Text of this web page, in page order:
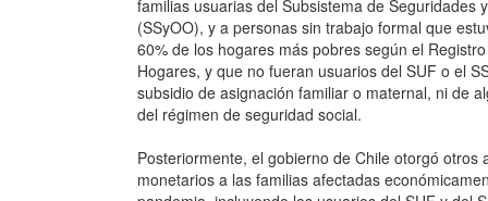
familias usuarias del Subsistema de Seguridades
(SSyOO), y a personas sin trabajo formal que
60% de los hogares más pobres según el
Hogares, y que no fueran usuarios del SUF o el
subsidio de asignación familiar o maternal, ni de
del régimen de seguridad social.
Posteriormente, el gobierno de Chile otorgó otros
monetarios a las familias afectadas